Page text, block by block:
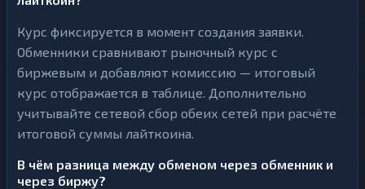
Курс фиксируется в момент создания заявки.
Обменники сравнивают рыночный курс с
биржевым и добавляют комиссию — итоговый
курс отображается в таблице. Дополнительно
учитывайте сетевой сбор обеих сетей при расчёте
итоговой суммы лайткоина.
В чём разница между обменом через обменник и
через биржу?